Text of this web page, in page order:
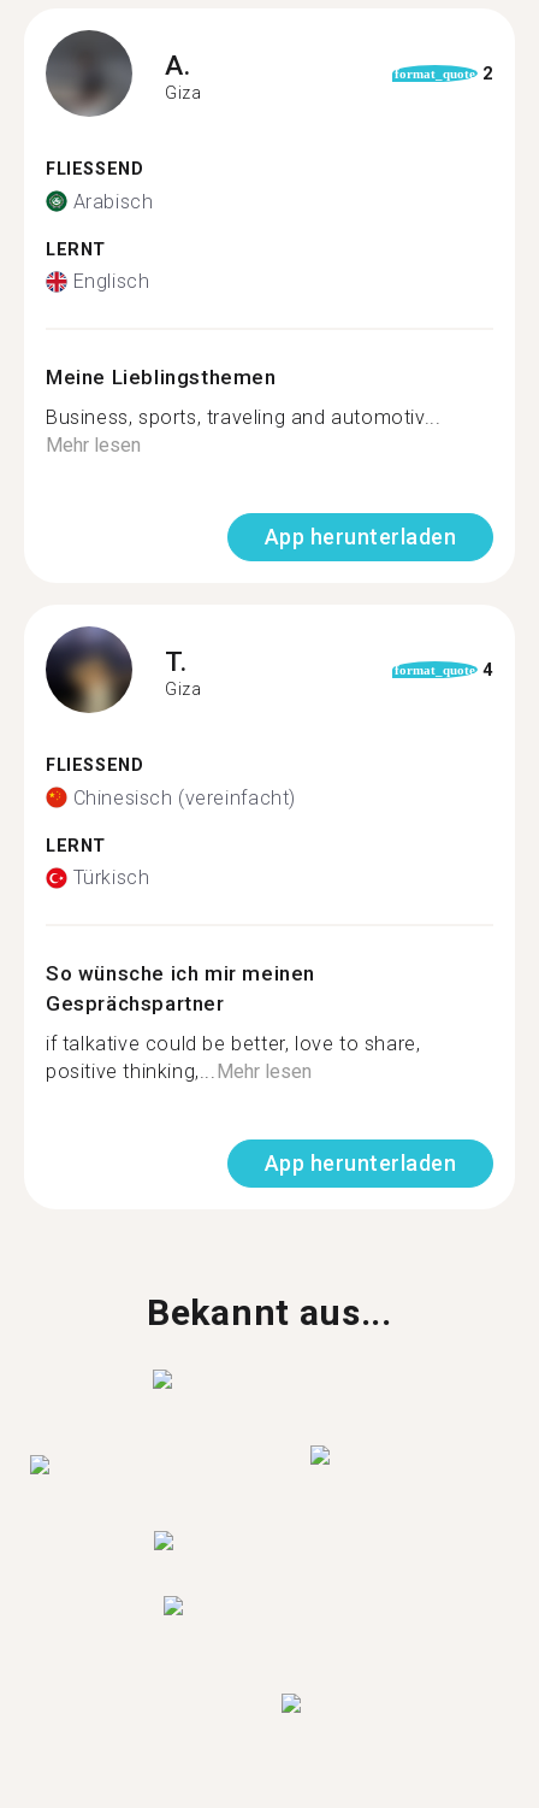
A.
Giza
format_quote 2
FLIESSEND
Arabisch
LERNT
Englisch
Meine Lieblingsthemen
Business, sports, traveling and automotiv...
Mehr lesen
App herunterladen
T.
Giza
format_quote 4
FLIESSEND
Chinesisch (vereinfacht)
LERNT
Türkisch
So wünsche ich mir meinen
Gesprächspartner
if talkative could be better, love to share,
positive thinking,...Mehr lesen
App herunterladen
Bekannt aus...